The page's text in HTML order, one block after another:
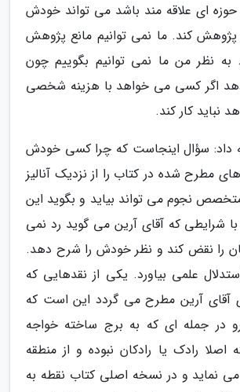
ای علاقه مند باشد می تواند خودش
پژوهش کند. ما نمی توانیم مانع پژوهش
به نظر من ما نمی توانیم بگوییم چون
اگر کسی می خواهد با هزینه شخصی
نباید کار کند.
داد: سؤال اینجاست که چرا کسی خودش
مطرح شده در کتاب را از نزدیک آنالیز
نجوم می تواند بیاید و بگوید این
با شرایطی که آقای آرین می گوید رد نمی
را نقض کند و نظر خودش را شرح دهد.
علمی بیاورد. یکی از نقدهایی که
آقای آرین مطرح می گردد این است که
در جمله ای که به برج ساخته خواجه
اصلا رادک یا رادکان نبوده و از منطقه
می نماید و در نسخه اصلی کتاب نقطه به